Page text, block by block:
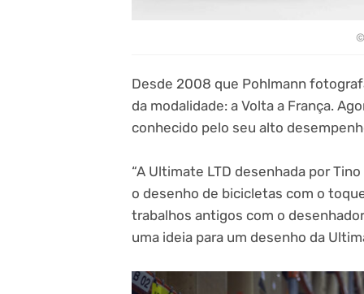
Desde 2008 que Pohlmann
da modalidade: a Volta a França.
conhecido pelo seu alto
“A Ultimate LTD desenhada por
o desenho de bicicletas com o
trabalhos antigos com o
uma ideia para um desenho da